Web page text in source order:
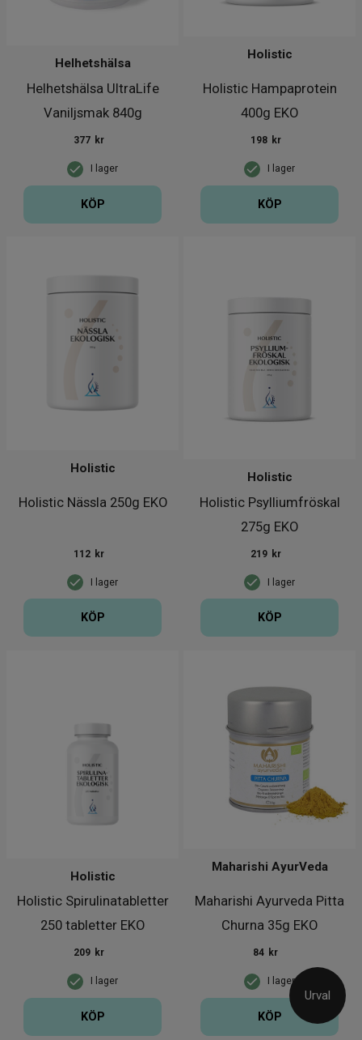
Urval
Helhetshälsa UltraLife
Vaniljsmak 840g
Helhetshälsa
I lager
377 kr
KÖP
Holistic Hampaprotein
400g EKO
Holistic
I lager
198 kr
KÖP
Holistic Nässla 250g EKO
Holistic
I lager
112 kr
KÖP
Holistic Psylliumfröskal
275g EKO
Holistic
I lager
219 kr
KÖP
Holistic Spirulinatabletter
250 tabletter EKO
Holistic
I lager
209 kr
KÖP
Maharishi Ayurveda Pitta
Churna 35g EKO
Maharishi AyurVeda
I lager
84 kr
KÖP